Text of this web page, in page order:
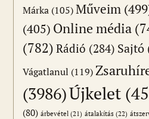
Márka (105) Műveim
(405) Online média
(782) Rádió (284) Sajtó
Vágatlanul (119)
(3986)Újkelet
(80) árbevétel (21) átalakítás (22)